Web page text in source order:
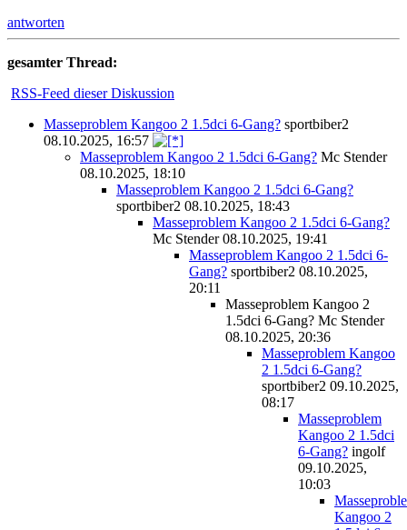
antworten
gesamter Thread:
RSS-Feed dieser Diskussion
Masseproblem Kangoo 2 1.5dci 6-Gang? sportbiber2
08.10.2025, 16:57
Masseproblem Kangoo 2 1.5dci 6-Gang? Mc Stender
08.10.2025, 18:10
Masseproblem Kangoo 2 1.5dci 6-Gang?
sportbiber2 08.10.2025, 18:43
Masseproblem Kangoo 2 1.5dci 6-Gang?
Mc Stender 08.10.2025, 19:41
Masseproblem Kangoo 2 1.5dci 6-
Gang? sportbiber2 08.10.2025,
20:11
Masseproblem Kangoo 2
1.5dci 6-Gang? Mc Stender
08.10.2025, 20:36
Masseproblem Kangoo
2 1.5dci 6-Gang?
sportbiber2 09.10.2025,
08:17
Masseproblem
Kangoo 2 1.5dci
6-Gang? ingolf
09.10.2025,
10:03
Kangoo 2